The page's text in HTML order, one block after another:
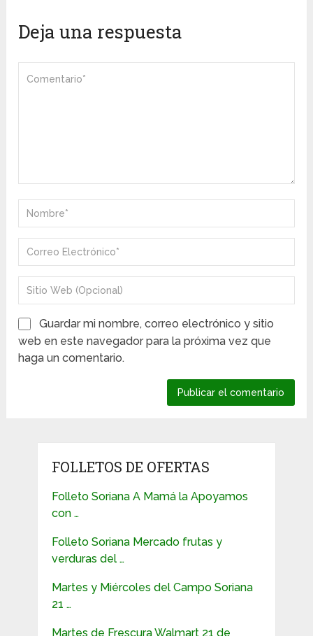
Deja una respuesta
Guardar mi nombre, correo electrónico y sitio
web en este navegador para la próxima vez que
haga un comentario.
FOLLETOS DE OFERTAS
Folleto Soriana A Mamá la Apoyamos
con …
Folleto Soriana Mercado frutas y
verduras del …
Martes y Miércoles del Campo Soriana
21 …
Martes de Frescura Walmart 21 de